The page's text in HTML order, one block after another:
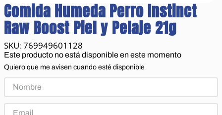
Comida Humeda Perro Instinct
Raw Boost Piel y Pelaje 21g
: 769949601128
Este producto no está disponible en este momento
Quiero que me avisen cuando esté disponible